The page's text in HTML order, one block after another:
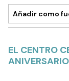
Añadir como
EL CENTRO
ANIVERSARIO